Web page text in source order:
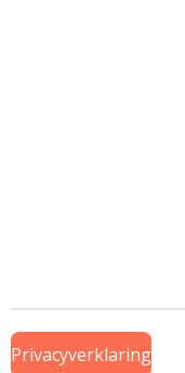
Privacyverklaring